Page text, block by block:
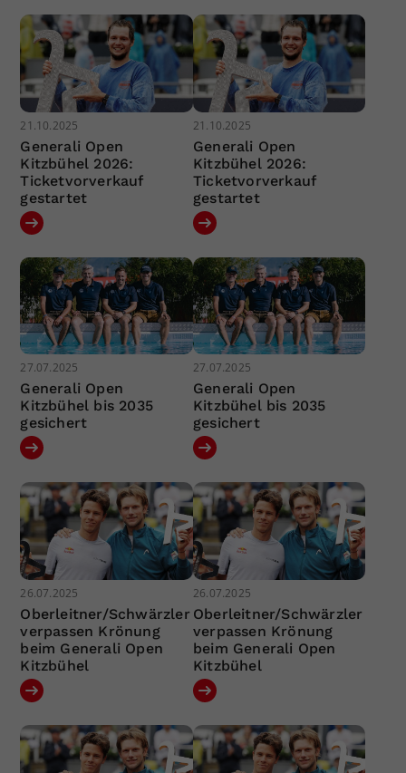
21.10.2025
Generali Open
Kitzbühel 2026:
Ticketvorverkauf
gestartet
21.10.2025
Generali Open
Kitzbühel 2026:
Ticketvorverkauf
gestartet
27.07.2025
Generali Open
Kitzbühel bis 2035
gesichert
27.07.2025
Generali Open
Kitzbühel bis 2035
gesichert
26.07.2025
Oberleitner/Schwärzler
verpassen Krönung
beim Generali Open
Kitzbühel
26.07.2025
Oberleitner/Schwärzler
verpassen Krönung
beim Generali Open
Kitzbühel